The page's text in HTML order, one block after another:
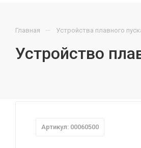
Главная — Устройства плавного
Устройство
Артикул: 00060500